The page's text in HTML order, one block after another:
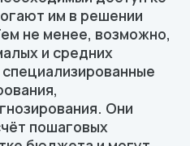
им в решении
не менее, возможно,
и средних
Они
пошаговых